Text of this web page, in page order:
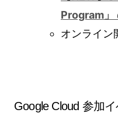
Program」
オンライン
Google Cloud 参加イ